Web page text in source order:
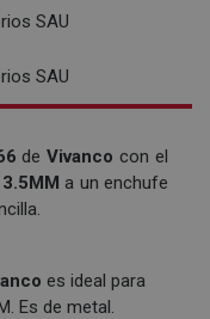
SAU
SAU
deVivancocon el
3.5MM a un enchufe
es ideal para
Es de metal.